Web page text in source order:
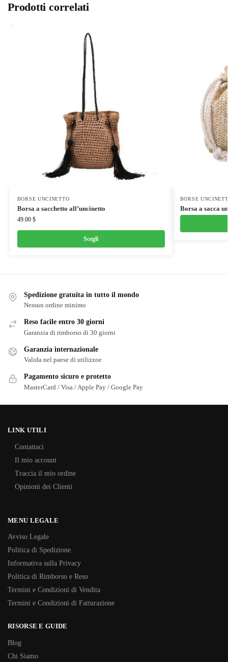
Prodotti correlati
BORSE UNCINETTO
Borsa a sacchetto all’uncinetto
49.00 $
Scegli
BORSE
Borsa a sacca
Spedizione gratuita in tutto il mondo
Nessun ordine minimo
Reso facile entro 30 giorni
Garanzia di rimborso di 30 giorni
Garanzia internazionale
Valida nel paese di utilizzoe
Pagamento sicuro e protetto
MasterCard / Visa / Apple Pay / Google Pay
LINK UTILI
Contattaci
Il mio account
Traccia il mio ordine
Opinioni dei Clienti
MENU LEGALE
Avviso Legale
Politica di Spedizione
Informativa sulla Privacy
Politica di Rimborso e Reso
Termini e Condizioni di Vendita
Termini e Condizioni di Fatturazione
RISORSE E GUIDE
Blog
Chi Siamo